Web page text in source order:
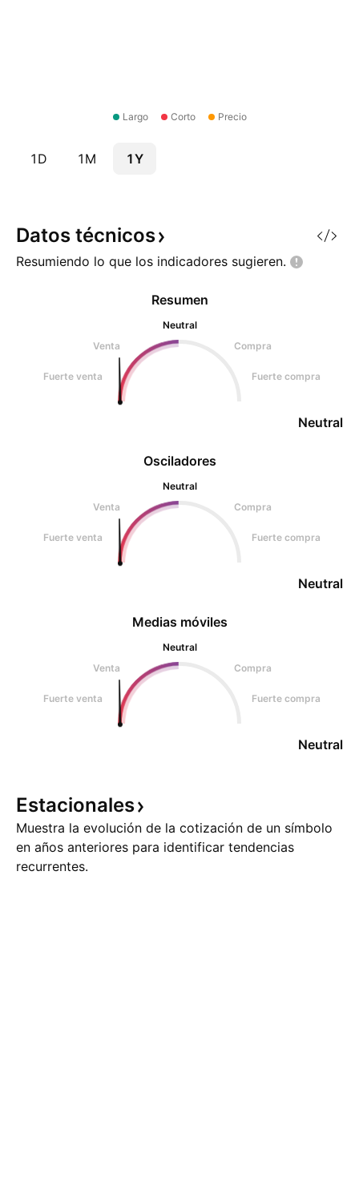
Largo Corto Precio
1D 1M 1Y
Datos técnicos
Resumiendo lo que los indicadores sugieren.
Osciladores
Neutral
Venta
Compra
Fuerte venta Fuerte compra
Neutral
Resumen
Neutral
Venta
Compra
Fuerte venta Fuerte compra
Neutral
Medias móviles
Neutral
Venta
Compra
Fuerte venta Fuerte compra
Neutral
Estacionales
Muestra la evolución de la cotización de un símbolo
en años anteriores para identificar tendencias
recurrentes.